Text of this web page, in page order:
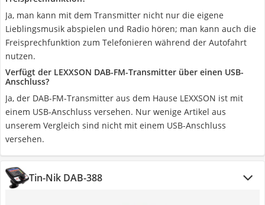
Ja, man kann mit dem Transmitter nicht nur die eigene
Lieblingsmusik abspielen und Radio hören; man kann auch die
Freisprechfunktion zum Telefonieren während der Autofahrt
nutzen.
Verfügt der LEXXSON DAB-FM-Transmitter über einen USB-
Anschluss?
Ja, der DAB-FM-Transmitter aus dem Hause LEXXSON ist mit
einem USB-Anschluss versehen. Nur wenige Artikel aus
unserem Vergleich sind nicht mit einem USB-Anschluss
versehen.
Tin-Nik DAB-388